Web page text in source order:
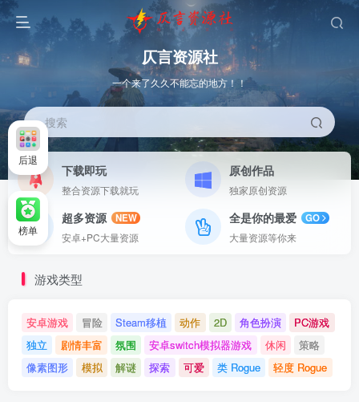
仄言资源社
一个来了久久不能忘的地方！！
搜索
下载即玩
整合资源下载就玩
原创作品
独家原创资源
超多资源
NEW
安卓+PC大量资源
全是你的最爱
GO
大量资源等你来
游戏类型
安卓游戏 冒险 Steam移植 动作 2D 角色扮演
PC游戏
独立
剧情丰富 氛围 安卓switch模拟器游戏 休闲
策略
像素图形
模拟 解谜 探索 可爱 类 Rogue 轻度 Rogue
后退
榜单